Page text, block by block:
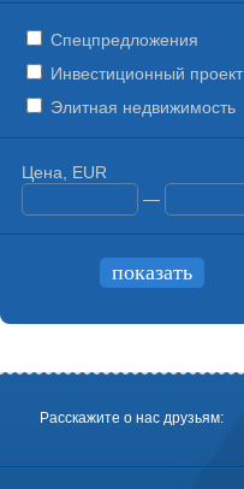
Спецпредложения
Инвестиционный проект
Элитная недвижимость
Цена, EUR
—
Расскажите о нас друзьям: